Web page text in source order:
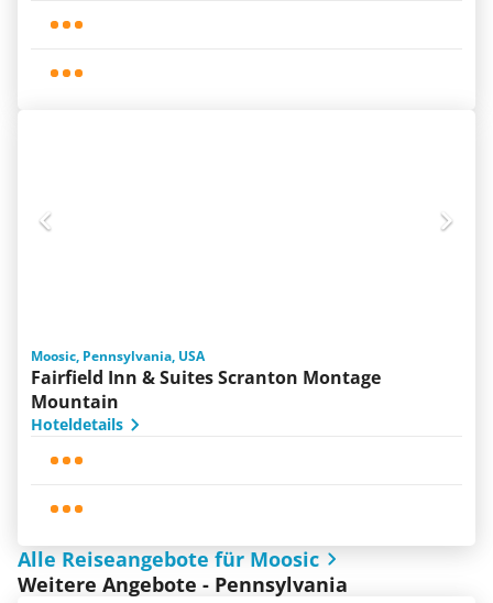
Moosic, Pennsylvania, USA
Fairfield Inn & Suites Scranton Montage
Mountain
Hoteldetails
Alle Reiseangebote für Moosic
Weitere Angebote - Pennsylvania